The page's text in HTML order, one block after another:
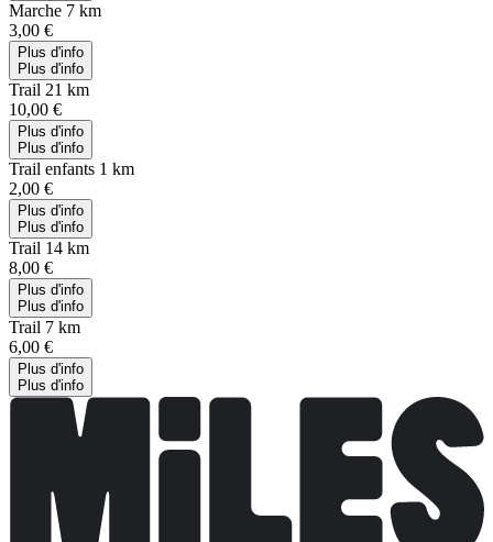
Marche 7 km
3,00 €
Plus d'info
Plus d'info
Trail 21 km
10,00 €
Plus d'info
Plus d'info
Trail enfants 1 km
2,00 €
Plus d'info
Plus d'info
Trail 14 km
8,00 €
Plus d'info
Plus d'info
Trail 7 km
6,00 €
Plus d'info
Plus d'info